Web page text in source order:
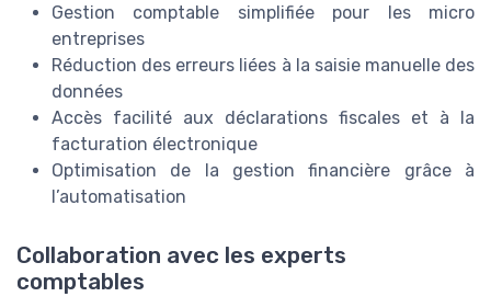
Gestion comptable simplifiée pour les micro
entreprises
Réduction des erreurs liées à la saisie manuelle des
données
Accès facilité aux déclarations fiscales et à la
facturation électronique
Optimisation de la gestion financière grâce à
l’automatisation
Collaboration avec les experts
comptables